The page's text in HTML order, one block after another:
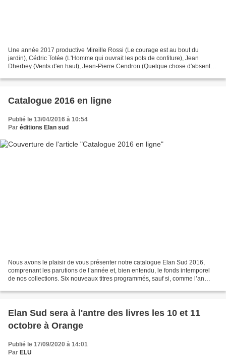
Une année 2017 productive Mireille Rossi (Le courage est au bout du
jardin), Cédric Totée (L'Homme qui ouvrait les pots de confiture), Jean
Dherbey (Vents d'en haut), Jean-Pierre Cendron (Quelque chose d'absent
Catalogue 2016 en ligne
Publié le 13/04/2016 à 10:54
Par éditions Elan sud
Nous avons le plaisir de vous présenter notre catalogue Elan Sud 2016,
comprenant les parutions de l’année et, bien entendu, le fonds intemporel
de nos collections. Six nouveaux titres programmés, sauf si, comme l’an
Elan Sud sera à l'antre des livres les 10 et 11
octobre à Orange
Publié le 17/09/2020 à 14:01
Par ELU